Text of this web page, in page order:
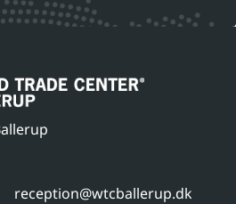
reception@wtcballerup.dk